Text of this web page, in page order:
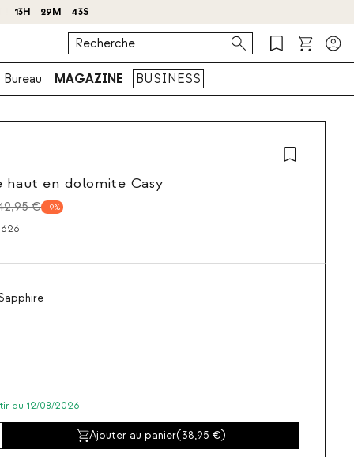
Bureau MAGAZINE BUSINESS
haut en dolomite Casy
€ 9
du 12/08/2026
Ajouter au panier(38,95 )